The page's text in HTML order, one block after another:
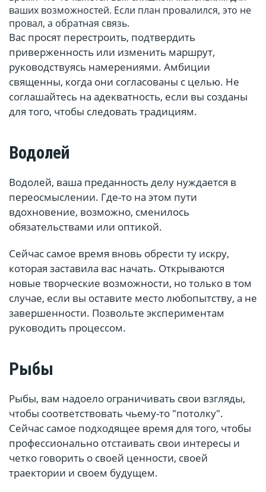
ваших возможностей. Если план провалился, это не
провал, а обратная связь.
Вас просят перестроить, подтвердить
приверженность или изменить маршрут,
руководствуясь намерениями. Амбиции
священны, когда они согласованы с целью. Не
соглашайтесь на адекватность, если вы созданы
для того, чтобы следовать традициям.
Водолей
Водолей, ваша преданность делу нуждается в
переосмыслении. Где-то на этом пути
вдохновение, возможно, сменилось
обязательствами или оптикой.
Сейчас самое время вновь обрести ту искру,
которая заставила вас начать. Открываются
новые творческие возможности, но только в том
случае, если вы оставите место любопытству, а не
завершенности. Позвольте экспериментам
руководить процессом.
Рыбы
Рыбы, вам надоело ограничивать свои взгляды,
чтобы соответствовать чьему-то "потолку".
Сейчас самое подходящее время для того, чтобы
профессионально отстаивать свои интересы и
четко говорить о своей ценности, своей
траектории и своем будущем.